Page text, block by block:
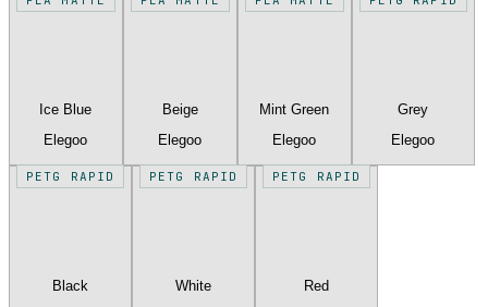
Ice Blue
Elegoo
Beige
Elegoo
Mint Green
Elegoo
Grey
Elegoo
PETG RAPID
Black
PETG RAPID
White
PETG RAPID
Red